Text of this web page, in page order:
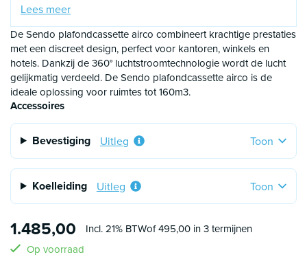
gecertificeerd F-gassen monteur. Gezien deze verplichting
zijn verkopende bedrijven ook verplicht om te registeren of
dit daadwerkelijk gebeurd. Uiteraard kunnen wij ook de
inbedrijfstelling voor u realiseren hier zitten kosten aan
verbonden maar de hoogte hiervan is wel beperkt.
Lees meer
De Sendo plafondcassette airco combineert krachtige prestaties
met een discreet design, perfect voor kantoren, winkels en
hotels. Dankzij de 360° luchtstroomtechnologie wordt de lucht
gelijkmatig verdeeld. De Sendo plafondcassette airco is de
ideale oplossing voor ruimtes tot 160m3.
Accessoires
Bevestiging Uitleg Toon
Koelleiding Uitleg Toon
1.485,00 Incl. 21% BTWof 495,00 in 3 termijnen
Op voorraad